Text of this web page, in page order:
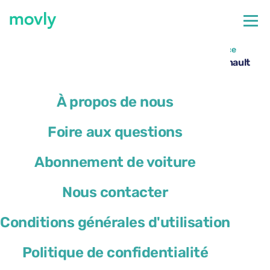
À propos de nous
Foire aux questions
Abonnement de voiture
Nous contacter
Conditions générales d'utilisation
Politique de confidentialité
Toutes les voitures disponibles à l’aéroport de Valence
Location de voiture à l’aéroport de Valence – Renault